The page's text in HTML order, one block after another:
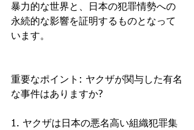
暴力的な世界と、日本の犯罪情勢への
永続的な影響を証明するものとなって
います。
重要なポイント: ヤクザが関与した有名
な事件はありますか?
1. ヤクザは日本の悪名高い組織犯罪集